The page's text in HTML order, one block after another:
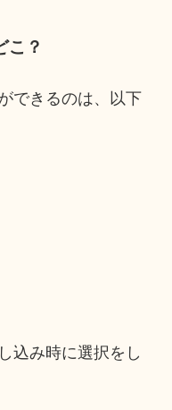
こ？
できるのは、以下
込み時に選択をし